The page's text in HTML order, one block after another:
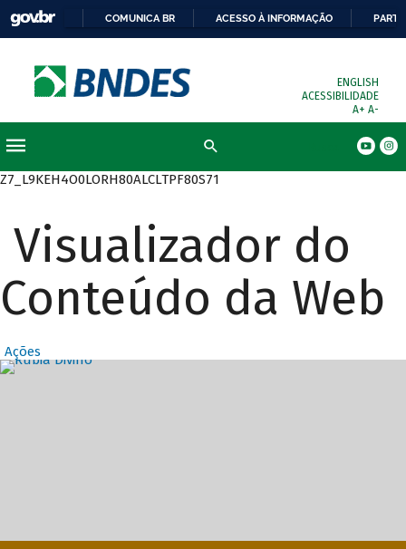
COMUNICA BR ACESSO À INFORMAÇÃO
ENGLISH
ACESSIBILIDADE
A+ A-
Z7_L9KEH4O0LORH80ALCLTPF80S71
Visualizador do
Conteúdo da Web
Ações
Destaques